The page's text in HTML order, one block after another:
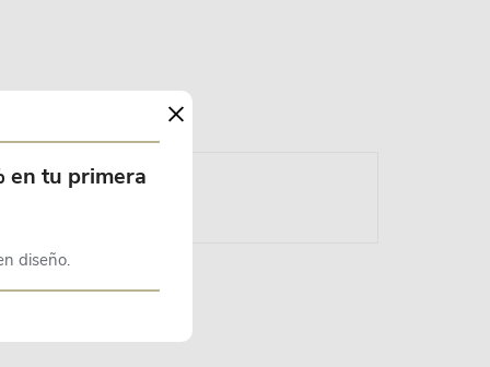
×
en tu primera
diseño.